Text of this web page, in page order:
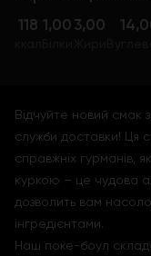
118 1,00 3,00
Відчуйте новий смак
служби доставки! Ця
справжніх гурманів,
куркою – це чудова
дозволить вам
інгредієнтами.
Наш поке-боул